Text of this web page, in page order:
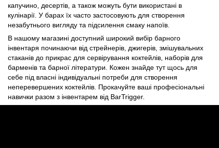
капучино, десертів, а також можуть бути використані в
кулінарії. У барах їх часто застосовують для створення
незабутнього вигляду та підсилення смаку напоїв.
В нашому магазині доступний широкий вибір барного
інвентаря починаючи від стрейнерів, джигерів, змішувальних
стаканів до прикрас для сервірування коктейлів, наборів для
барменів та барної літератури. Кожен знайде тут щось для
себе під власні індивідуальні потреби для створення
неперевершених коктейлів. Прокачуйте ваші професіональні
навички разом з інвентарем від BarTrigger.